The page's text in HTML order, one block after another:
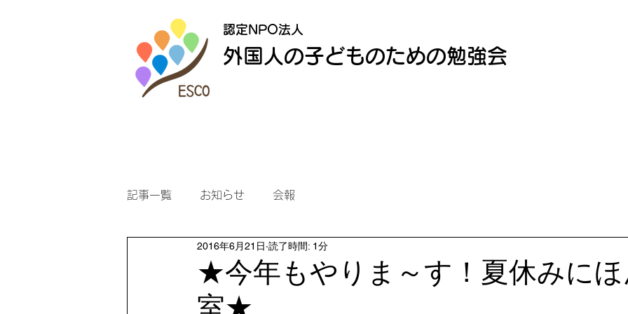
認定NPO法人
外国人の子どものための勉強会
記事一覧 お知らせ 会報
★今年もやりま～す！夏休みに
室★
2016年6月21日 読了時間: 1分